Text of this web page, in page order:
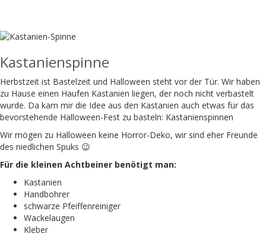
Kastanienspinne
Herbstzeit ist Bastelzeit und Halloween steht vor der Tür. Wir haben
zu Hause einen Haufen Kastanien liegen, der noch nicht verbastelt
wurde. Da kam mir die Idee aus den Kastanien auch etwas für das
bevorstehende Halloween-Fest zu basteln: Kastanienspinnen
Wir mögen zu Halloween keine Horror-Deko, wir sind eher Freunde
des niedlichen Spuks 😉
Für die kleinen Achtbeiner benötigt man:
Kastanien
Handbohrer
schwarze Pfeiffenreiniger
Wackelaugen
Kleber